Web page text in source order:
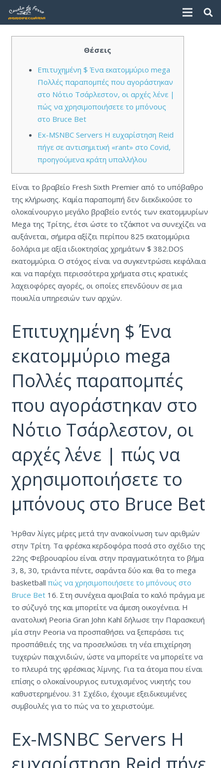
Θέσεις
Επιτυχημένη $ Ένα εκατομμύριο mega
Πολλές παραπομπές που αγοράστηκαν
στο Νότιο Τσάρλεστον, οι αρχές λένε |
πώς να χρησιμοποιήσετε το μπόνους
στο Bruce Bet
Ex-MSNBC Servers Η ευχαρίστηση Reid
πήγε σε αντισημιτική «rant» στο Covid,
προηγούμενα κράτη υπαλλήλου
Είναι το βραβείο Fresh Sixth Premier από το υπόβαθρο
της κλήρωσης. Καμία παραπομπή δεν διεκδικούσε το
ολοκαίνουργιο μεγάλο βραβείο εντός των εκατομμυρίων
Mega της Τρίτης, έτσι ώστε το τζάκποτ να συνεχίζει να
αυξάνεται, σήμερα αξίζει περίπου 825 εκατομμύρια
δολάρια με αξία ιδιοκτησίας χρημάτων $ 382.DOS
εκατομμύρια. Ο στόχος είναι να συγκεντρώσει κεφάλαια
και να παρέχει περισσότερα χρήματα στις κρατικές
λαχειοφόρες αγορές, οι οποίες επενδύουν σε μια
ποικιλία υπηρεσιών των αρχών.
Επιτυχημένη $ Ένα
εκατομμύριο mega
Πολλές παραπομπές
που αγοράστηκαν στο
Νότιο Τσάρλεστον, οι
αρχές λένε | πώς να
χρησιμοποιήσετε το
μπόνους στο Bruce Bet
Ήρθαν λίγες μέρες μετά την ανακοίνωση των αριθμών
στην Τρίτη. Τα φρέσκα κερδοφόρα ποσά στο σχέδιο της
22ης Φεβρουαρίου είναι στην πραγματικότητα το βήμα
3, 8, 30, τριάντα πέντε, σαράντα δύο και θα το mega
basketball πώς να χρησιμοποιήσετε το μπόνους στο
Bruce Bet16. Στη συνέχεια αμοιβαία το καλό πράγμα με
το σύζυγό της και μπορείτε να άμεση οικογένεια. Η
ανατολική Peoria Gran John Kahl δήλωσε την Παρασκευή
μία στην Peoria να προσπαθήσει να ξεπεράσει τις
προσπάθειές της να προσελκύσει τη νέα επιχείρηση
τυχερών παιχνιδιών, ώστε να μπορείτε να μπορείτε να
το πλευρά της φρέσκιας λίμνης. Για τα άτομα που είναι
επίσης ο ολοκαίνουργιος ευτυχισμένος νικητής του
καθυστερημένου. 31 Σχέδιο, έχουμε εξειδικευμένες
συμβουλές για το πώς να το χειριστούμε.
Ex-MSNBC Servers Η